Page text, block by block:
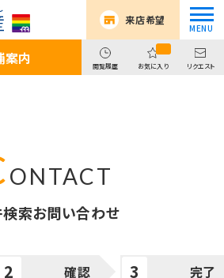
来店希望
案内 閲覧履歴 お気に入り リクエスト
索お問い合わせ
確認 完了